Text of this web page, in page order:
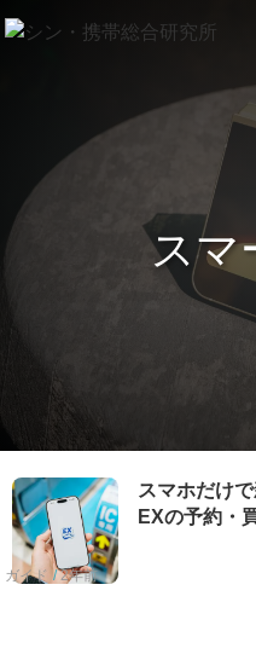
スマ
スマホだけ
EXの予約・
ガイド 2年前